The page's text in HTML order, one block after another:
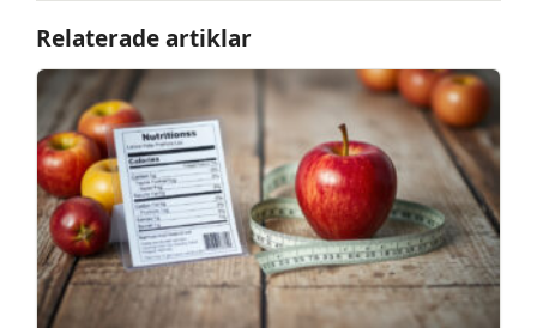
Relaterade artiklar